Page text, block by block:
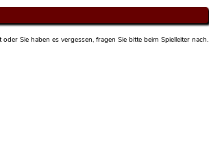
Sie haben es vergessen, fragen Sie bitte beim Spielleiter nach.